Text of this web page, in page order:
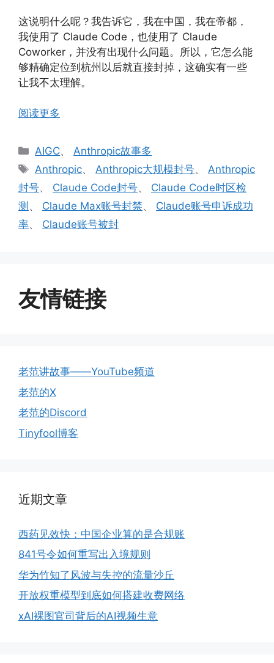
这说明什么呢？我告诉它，我在中国，我在帝都，
我使用了 Claude Code，也使用了 Claude
Coworker，并没有出现什么问题。所以，它怎么能
够精确定位到杭州以后就直接封掉，这确实有一些
让我不太理解。
阅读更多
分
类
AIGC、Anthropic故事多
标
签
Anthropic、Anthropic大规模封号、Anthropic
封号、 Claude Code封号、 Claude Code时区检
测 、 Claude Max账号封禁、 Claude账号申诉成功
率、 Claude账号被封
友情链接
老范讲故事——YouTube频道
老范的X
老范的Discord
Tinyfool博客
近期文章
西药见效快：中国企业算的是合规账
841号令如何重写出入境规则
华为竹知了风波与失控的流量沙丘
开放权重模型到底如何搭建收费网络
xAI裸图官司背后的AI视频生意